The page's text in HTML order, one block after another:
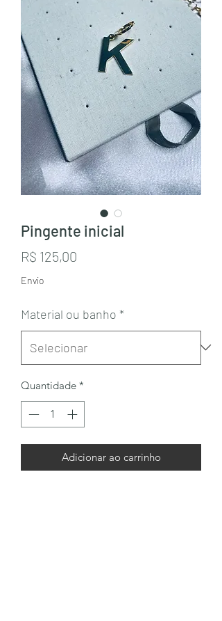
Pingente inicial
R$ 125,00
Envio
Material ou banho *
Quantidade *
Adicionar ao carrinho